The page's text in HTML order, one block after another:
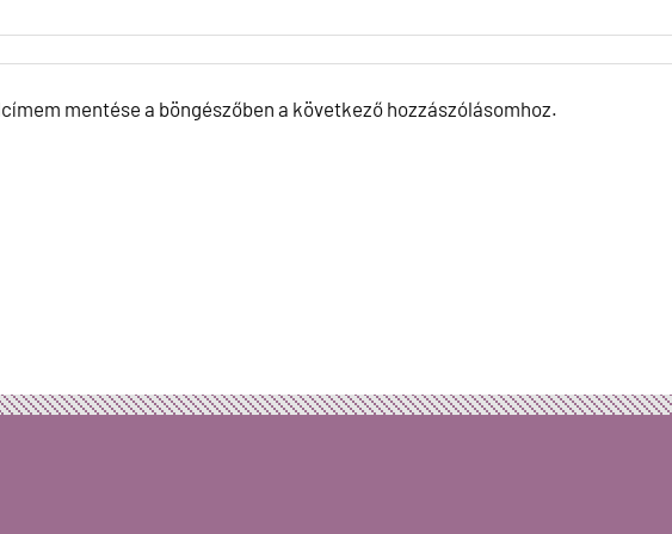
mentése a böngészőben a következő hozzászólásomhoz.